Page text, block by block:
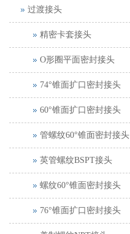
过渡接头
精密卡套接头
O形圈平面密封接头
74°锥面扩口密封接头
60°锥面扩口密封接头
管螺纹60°锥面密封接头
英管螺纹BSPT接头
螺纹60°锥面密封接头
76°锥面扩口密封接头